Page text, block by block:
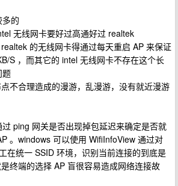
的
无线网卡要好过高通好过 realtek
的无线网卡得通过每天重启 AP 来保证
S ，而其它的 intel 无线网卡不存在这个长
题
不合理造成的漫游，乱漫游，没有就近漫游
ping 网关是否出现掉包延迟来确定是否就
。windows 可以使用 WifiInfoView 通过对
在统一 SSID 环境，识别当前连接的到底是
终端的选择 AP 盲很容易造成网络连接故